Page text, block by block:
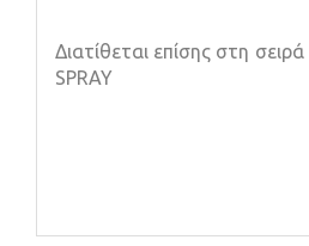
Διατίθεται επίσης στη
SPRAY